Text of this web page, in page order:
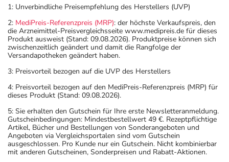
1: Unverbindliche Preisempfehlung des Herstellers (UVP)
2: MediPreis-Referenzpreis (MRP): der höchste Verkaufspreis, den
die Arzneimittel-Preisvergleichsseite www.medipreis.de für dieses
Produkt ausweist (Stand: 09.08.2026). Produktpreise können sich
zwischenzeitlich geändert und damit die Rangfolge der
Versandapotheken geändert haben.
3: Preisvorteil bezogen auf die UVP des Herstellers
4: Preisvorteil bezogen auf den MediPreis-Referenzpreis (MRP) für
dieses Produkt (Stand: 09.08.2026).
5: Sie erhalten den Gutschein für Ihre erste Newsletteranmeldung.
Gutscheinbedingungen: Mindestbestellwert 49 €. Rezeptpflichtige
Artikel, Bücher und Bestellungen von Sonderangeboten und
Angeboten via Vergleichsportalen sind vom Gutschein
ausgeschlossen. Pro Kunde nur ein Gutschein. Nicht kombinierbar
mit anderen Gutscheinen, Sonderpreisen und Rabatt-Aktionen.